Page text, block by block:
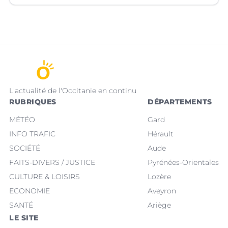
qui souffre d'un traumatisme crânien.
L'actualité de l'Occitanie en continu
RUBRIQUES
MÉTÉO
INFO TRAFIC
SOCIÉTÉ
FAITS-DIVERS / JUSTICE
CULTURE & LOISIRS
ECONOMIE
SANTÉ
DÉPARTEMENTS
Gard
Hérault
Aude
Pyrénées-Orientales
Lozère
Aveyron
Ariège
LE SITE